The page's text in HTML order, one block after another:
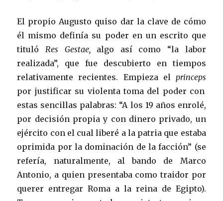
El propio Augusto quiso dar la clave de cómo
él mismo definía su poder en un escrito que
tituló Res Gestae, algo así como “la labor
realizada”, que fue descubierto en tiempos
relativamente recientes. Empieza el princeps
por justificar su violenta toma del poder con
estas sencillas palabras: “A los 19 años enrolé,
por decisión propia y con dinero privado, un
ejército con el cual liberé a la patria que estaba
oprimida por la dominación de la facción” (se
refería, naturalmente, al bando de Marco
Antonio, a quien presentaba como traidor por
querer entregar Roma a la reina de Egipto).